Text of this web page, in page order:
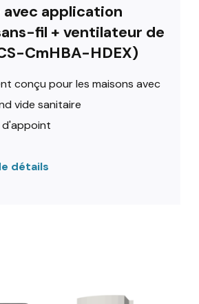
application
fil + ventilateur de
CmHBA-HDEX)
conçu pour les maisons avec
vide sanitaire
détails